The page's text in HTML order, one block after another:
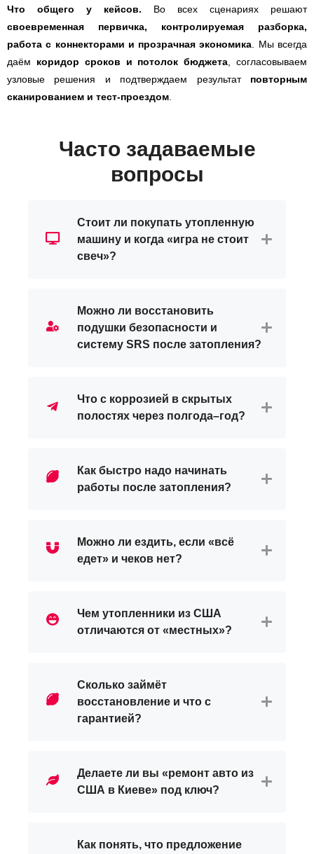
Что общего у кейсов. Во всех сценариях решают
своевременная первичка, контролируемая разборка,
работа с коннекторами и прозрачная экономика. Мы всегда
даём коридор сроков и потолок бюджета, согласовываем
узловые решения и подтверждаем результат повторным
сканированием и тест-проездом.
Часто задаваемые
вопросы
Стоит ли покупать утопленную
машину и когда «игра не стоит
свеч»?
Можно ли восстановить
подушки безопасности и
систему SRS после затопления?
Что с коррозией в скрытых
полостях через полгода–год?
Как быстро надо начинать
работы после затопления?
Можно ли ездить, если «всё
едет» и чеков нет?
Чем утопленники из США
отличаются от «местных»?
Сколько займёт
восстановление и что с
гарантией?
Делаете ли вы «ремонт авто из
США в Киеве» под ключ?
Как понять, что предложение